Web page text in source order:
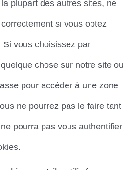
plupart des autres sites, ne
si vous optez
Si vous choisissez par
chose sur notre site ou
pour accéder à une zone
ne pourrez pas le faire tant
pourra pas vous authentifier